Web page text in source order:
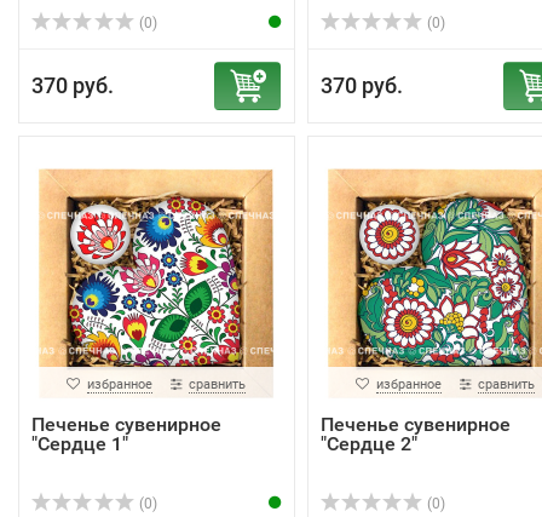
(0)
370 руб.
(0)
370 руб.
избранное сравнить
Печенье сувенирное
"Сердце 1"
(0)
избранное сравнить
Печенье сувенирное
"Сердце 2"
(0)